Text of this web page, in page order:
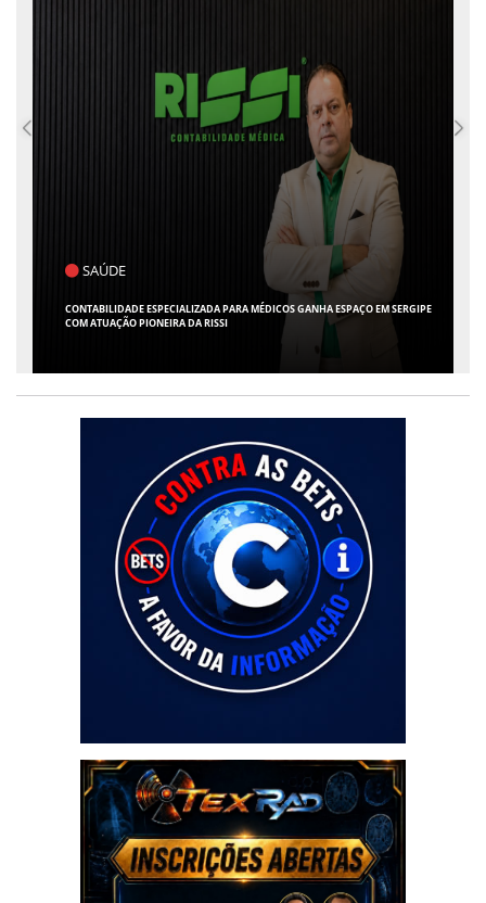
SAÚDE
CONTABILIDADE ESPECIALIZADA PARA MÉDICOS GANHA ESPAÇO EM SERGIPE
COM ATUAÇÃO PIONEIRA DA RISSI